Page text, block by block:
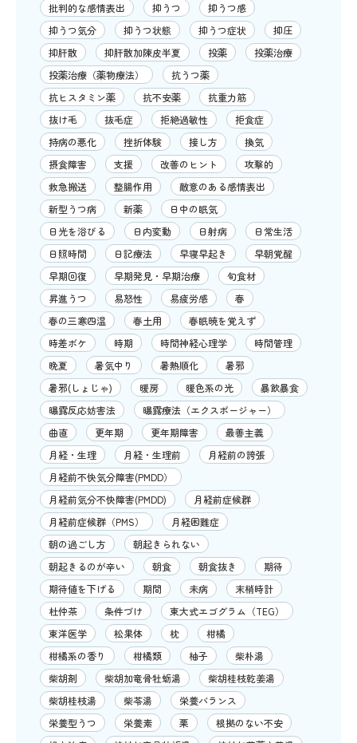
批判的な感情表出
抑うつ
抑うつ感
抑うつ気分
抑うつ状態 抑うつ症状
抑圧
抑肝散
抑肝散加陳皮半夏 投薬
投薬治療
投薬治療（薬物療法）
抗うつ薬
抗ヒスタミン薬
抗不安薬
抗重力筋
抜け毛
抜毛症 拒絶過敏性
拒食症
持病の悪化
挫折体験 接し方
換気
摂食障害
支援 改善のヒント
攻撃的
救急搬送
整腸作用
敵意のある感情表出
新型うつ病
新薬
日中の眠気
日光を浴びる
日内変動 日射病
日常生活
日照時間
日記療法 早寝早起き
早朝覚醒
早期回復
早期発見・早期治療
旬食材
昇進うつ
易怒性 易疲労感
春
春の三寒四温
春土用
春眠暁を覚えず
時差ボケ
時期 時間神経心理学
時間管理
晩夏
暑気中り 暑熱順化
暑邪
暑邪(しょじゃ)
暖房 暖色系の光
暴飲暴食
曝露反応妨害法
曝露療法（エクスポージャー）
曲直
更年期 更年期障害
最善主義
月経・生理
月経・生理前
月経前の誇張
月経前不快気分障害(PMDD）
月経前気分不快障害(PMDD)
月経前症候群
月経前症候群（PMS）
月経困難症
朝の過ごし方
朝起きられない
朝起きるのが辛い
朝食 朝食抜き
期待
期待値を下げる
期間 未病
末梢時計
杜仲茶
条件づけ
東大式エゴグラム（TEG）
東洋医学
松果体 枕
柑橘
柑橘系の香り
柑橘類 柚子
柴朴湯
柴胡剤
柴胡加竜骨牡蛎湯
柴胡桂枝乾姜湯
柴胡桂枝湯
柴苓湯
栄養バランス
栄養型うつ
栄養素 栗
根拠のない不安